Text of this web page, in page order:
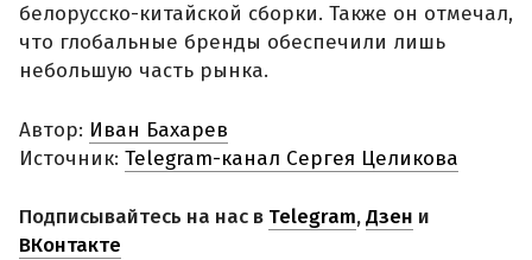
белорусско-китайской сборки. Также он отмечал,
что глобальные бренды обеспечили лишь
небольшую часть рынка.
Автор: Иван Бахарев
Источник: Telegram-канал Сергея Целикова
Подписывайтесь на нас в Telegram,Дзен и
ВКонтакте